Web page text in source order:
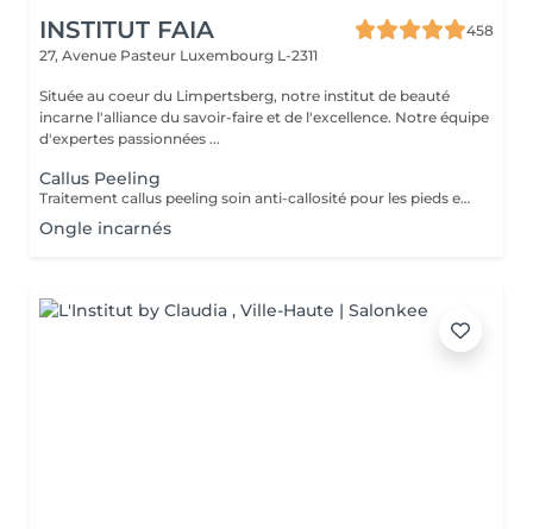
INSTITUT FAIA
458
27, Avenue Pasteur Luxembourg L-2311
Située au coeur du Limpertsberg, notre institut de beauté
incarne l'alliance du savoir-faire et de l'excellence. Notre équipe
d'expertes passionnées ...
Callus Peeling
Traitement callus peeling soin anti-callosité pour les pieds en seulement 15 minutes CALLUSPEELING permet d'éliminer facilement, sans lames ni cutters, les callosités et les fissures, donnant aux pieds une incroyable douceur et une sensation infinie de légèreté.
Ongle incarnés